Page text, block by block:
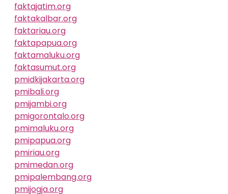
faktajatim.org
faktakalbar.org
faktariau.org
faktapapua.org
faktamaluku.org
faktasumut.org
pmidkijakarta.org
pmibali.org
pmijambi.org
pmigorontalo.org
pmimaluku.org
pmipapua.org
pmiriau.org
pmimedan.org
pmipalembang.org
pmijogja.org